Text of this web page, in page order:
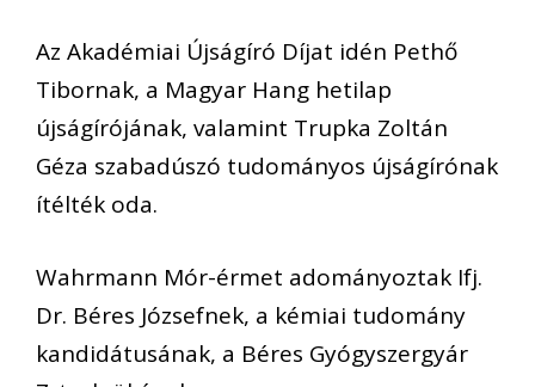
Az Akadémiai Újságíró Díjat idén Pethő
Tibornak, a Magyar Hang hetilap
újságírójának, valamint Trupka Zoltán
Géza szabadúszó tudományos újságírónak
ítélték oda.
Wahrmann Mór-érmet adományoztak Ifj.
Dr. Béres Józsefnek, a kémiai tudomány
kandidátusának, a Béres Gyógyszergyár